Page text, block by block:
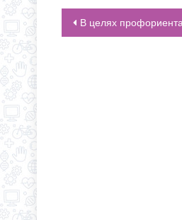
НАВИГАЦИЯ ПО
В целях профориентационной работы ученики 9 Б